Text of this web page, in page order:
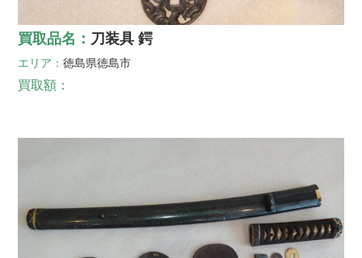
買取品名： 刀装具 鍔
エリア：徳島県徳島市
買取額：